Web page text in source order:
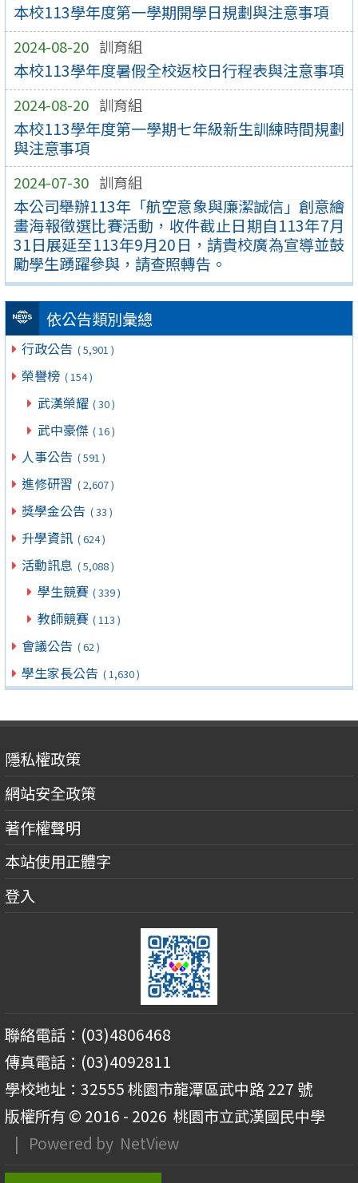
本校113學年度第一學期開學日規劃與注意事項
2024-08-20 訓育組
本校113學年度暑假全校返校日行程表與注意事項
2024-08-20 訓育組
本校113學年度第一學期七年級新生訓練時間規劃
與注意事項
2024-07-30 訓育組
本公司舉辦113年「航空意象與廉潔誠信」創意繪
畫海報徵選比賽活動，收件截止日期自113年7月
31日展延至113年9月20日，請貴校廣為宣導並鼓
勵學生踴躍參與，請查照轉告。
依公告類別彙總
行政公告 ( 5,901 )
榮譽榜 ( 154 )
武漢榮耀 ( 30 )
武中豪傑 ( 16 )
人事公告 ( 591 )
進修研習 ( 2,607 )
獎學金公告 ( 33 )
升學資訊 ( 624 )
活動訊息 ( 5,088 )
學生競賽 ( 339 )
教師競賽 ( 113 )
會議公告 ( 62 )
學生家長公告 ( 1,630 )
隱私權政策
網站安全政策
著作權聲明
本站使用正體字
登入
聯絡電話：(03)4806468
傳真電話：(03)4092811
學校地址：32555 桃園市龍潭區武中路 227 號
版權所有 © 2016 - 2026 桃園市立武漢國民中學
| Powered by NetView